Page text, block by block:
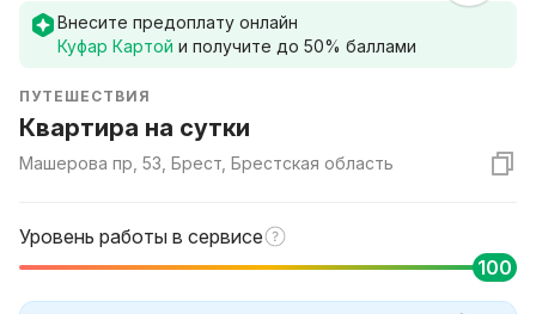
Внесите предоплату онлайн
Куфар Картой и получите до 50% баллами
ПУТЕШЕСТВИЯ
Квартира на сутки
Машерова пр, 53, Брест, Брестская область
Уровень работы в сервисе
100